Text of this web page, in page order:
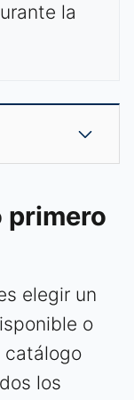
la
primero
elegir un
o
catálogo
los